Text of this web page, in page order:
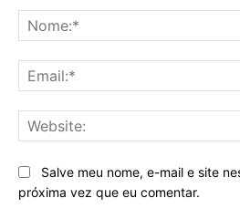
Salve meu nome, e-mail e site
próxima vez que eu comentar.